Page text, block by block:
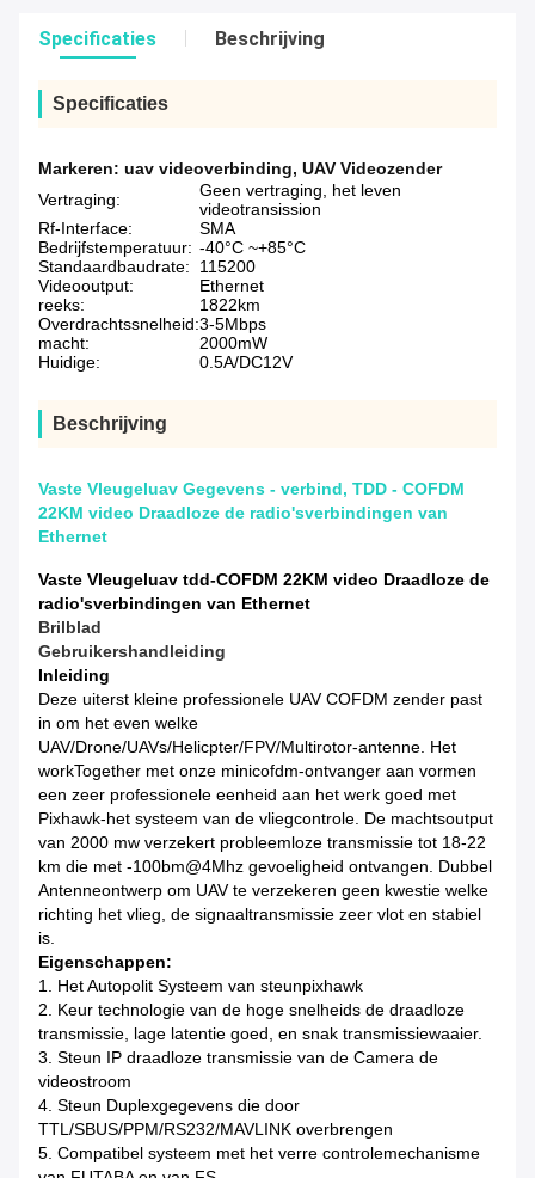
Specificaties Beschrijving
Specificaties
Markeren: uav videoverbinding, UAV Videozender
Vertraging:
Geen vertraging, het leven
videotransission
Rf-Interface:
SMA
Bedrijfstemperatuur: -40°C ~+85°C
Standaardbaudrate:
115200
Videooutput:
Ethernet
reeks:
1822km
Overdrachtssnelheid:3-5Mbps
macht:
2000mW
Huidige:
0.5A/DC12V
Beschrijving
Vaste Vleugeluav Gegevens - verbind, TDD - COFDM
22KM video Draadloze de radio'sverbindingen van
Ethernet
Vaste Vleugeluav tdd-COFDM 22KM video Draadloze de
radio'sverbindingen van Ethernet
Brilblad
Gebruikershandleiding
Inleiding
Deze uiterst kleine professionele UAV COFDM zender past
in om het even welke
UAV/Drone/UAVs/Helicpter/FPV/Multirotor-antenne. Het
workTogether met onze minicofdm-ontvanger aan vormen
een zeer professionele eenheid aan het werk goed met
Pixhawk-het systeem van de vliegcontrole. De machtsoutput
van 2000 mw verzekert probleemloze transmissie tot 18-22
km die met -100bm@4Mhz gevoeligheid ontvangen. Dubbel
Antenneontwerp om UAV te verzekeren geen kwestie welke
richting het vlieg, de signaaltransmissie zeer vlot en stabiel
is.
Eigenschappen:
1. Het Autopolit Systeem van steunpixhawk
2. Keur technologie van de hoge snelheids de draadloze
transmissie, lage latentie goed, en snak transmissiewaaier.
3. Steun IP draadloze transmissie van de Camera de
videostroom
4. Steun Duplexgegevens die door
TTL/SBUS/PPM/RS232/MAVLINK overbrengen
5. Compatibel systeem met het verre controlemechanisme